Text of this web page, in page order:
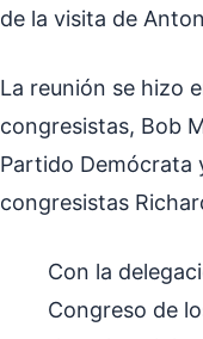
de la visita de
La reunión se hizo
congresistas, Bob
Partido Demócrata
congresistas
Con la
Congreso de